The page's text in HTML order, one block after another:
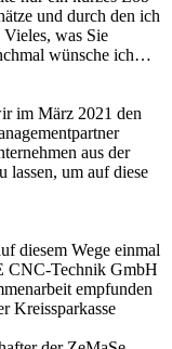
und durch den ich
was Sie
wünsche ich…
im März 2021 den
aus der
lassen, um auf diese
diesem Wege einmal
CNC-Technik GmbH
empfunden
Kreissparkasse